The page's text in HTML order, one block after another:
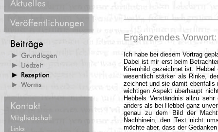
Ergänzendes Vorwort:
Ich habe bei diesem Vortrag
Dabei ist mir erst beim
Kriemhild gezeichnet ist.
wesentlich stärker als Rinke,
zeichnet und sie damit
wichtigen Aspekt überhaupt
Hebbels Verständnis allzu
anders als bei Hebbel ganz
genau zu dem Bild der
Nachhinein, den Text nicht
möchte aber, dass der